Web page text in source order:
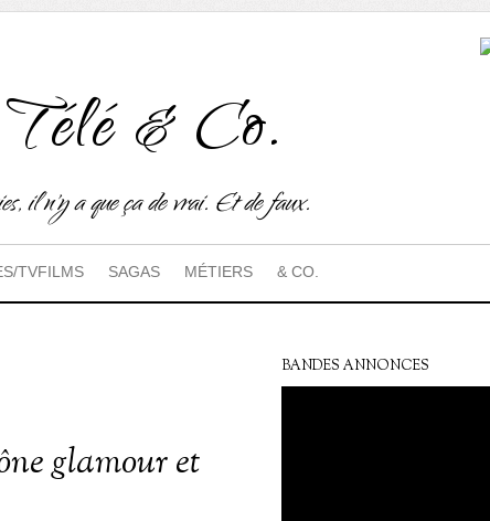
& Co.
il n'y a que ça de vrai. Et de faux.
TVFILMS SAGAS MÉTIERS & CO.
glamour et
BANDES ANNONCES